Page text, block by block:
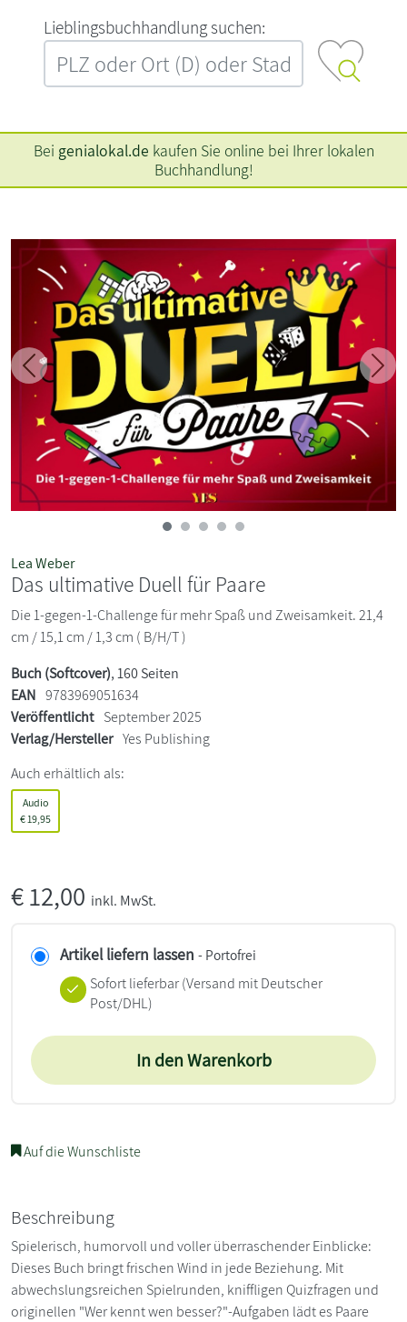
L‍i‍e‍b‍l‍i‍n‍g‍s‍b‍u‍c‍h‍h‍a‍n‍d‍l‍u‍n‍g‍ ‍s‍u‍c‍h‍e‍n‍:‍
Bei genialokal.de kaufen Sie online bei Ihrer lokalen
Buchhandlung!
Zurück
Lea Weber
Das ultimative Duell für Paare
Die 1-gegen-1-Challenge für mehr Spaß und Zweisamkeit. 21,4
cm / 15,1 cm / 1,3 cm ( B/H/T )
Buch (Softcover), 160 Seiten
EAN 9783969051634
Veröffentlicht September 2025
Verlag/Hersteller Yes Publishing
Auch erhältlich als:
Audio
€ 19,95
€12,00 inkl. MwSt.
Artikel liefern lassen - Portofrei
Sofort lieferbar(Versand mit Deutscher
Post/DHL)
In den Warenkorb
Auf die Wunschliste
Beschreibung
Spielerisch, humorvoll und voller überraschender Einblicke:
Dieses Buch bringt frischen Wind in jede Beziehung. Mit
abwechslungsreichen Spielrunden, kniffligen Quizfragen und
originellen "Wer kennt wen besser?"-Aufgaben lädt es Paare